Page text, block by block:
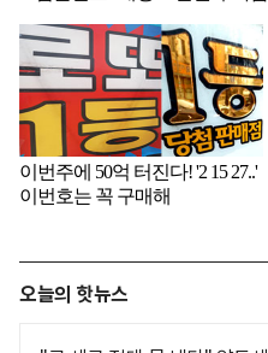
오늘의 핫뉴스